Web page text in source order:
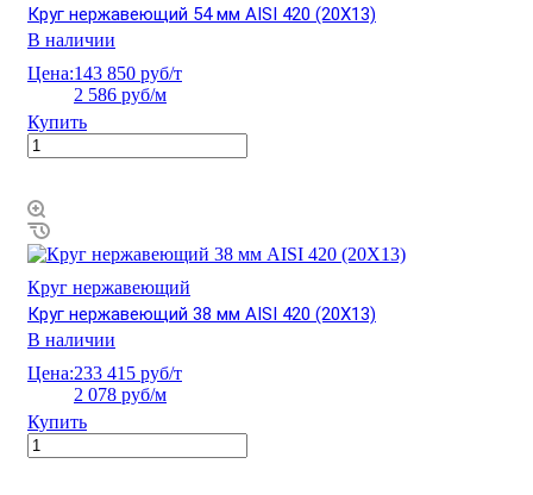
Круг нержавеющий 54 мм AISI 420 (20Х13)
В наличии
Цена:143 850 руб/т
2 586 руб/м
Купить
Круг нержавеющий
Круг нержавеющий 38 мм AISI 420 (20Х13)
В наличии
Цена:233 415 руб/т
2 078 руб/м
Купить